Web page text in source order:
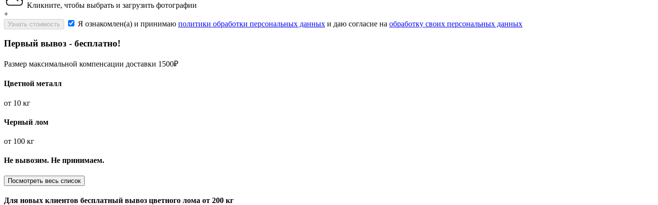
Кликните, чтобы выбрать и загрузить фотографии
+
Узнать стоимость Я ознакомлен(а) и принимаю политики обработки персональных данных и даю согласие на обработку своих персональных данных
Первый вывоз - бесплатно!
Размер максимальной компенсации доставки 1500₽
Цветной металл
от 10 кг
Черный лом
от 100 кг
Не вывозим. Не принимаем.
Посмотреть весь список
Для новых клиентов бесплатный вывоз цветного лома от 200 кг